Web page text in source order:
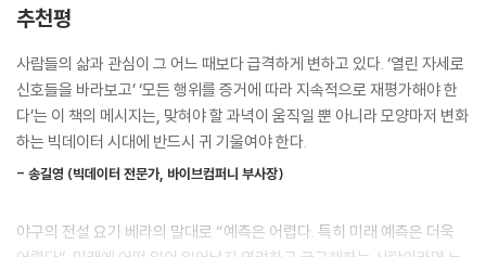
해, 여우들은 자기를 좌파라고 규정했든 우파라고 규정했든 간에 자신을
여우는 세상이 어떠해야 하는지에 관해 확고한 신념을 가지고 있을지도 모
른다. 하지만 대개는 세계가 어떤 방식으로 존재하며 가까운 미래에 어떻
게 될 것인가에 대한 분석으로부터 그 신념을 분리할 수 있다.
이와는 대조적으로 고슴도치는 그들의 근본적 관심을 분석과 구별하는 데
더 크게 어려움을 겪는다. 테틀록의 표현을 빌리자면, 허황한 공론가는 “온
고슴도치들은 자기 편견을 증거에 갖다 붙임으로써 실제로 존재하는 것이
아니라 자기가 보고자 하는 것을 본다.
널드 럼스펠드 전 국방장관 등 미국을 움직이는 리더들을 인터뷰했고, 프
로 도박사나 스카우터., 기상예보관, 전염병 전문가 등의 전문인들을 심도
있게 취재했으며, 관련 분야 논문과 기사들을 샅샅이 찾아 공부했다(엄청
난 분량의 주註를 참고하기 바란다).
지구온난화와 기상이변 같은 21세기의 과제를 확률적 사고로 해결할 수 있
프로 스포츠와 포커판의 예측 고수들에게 어떤 예측 기술을 배울 수 있을
추천평
사람들의 삶과 관심이 그 어느 때보다 급격하게 변하고 있다. ‘열린 자세로
신호들을 바라보고’ ‘모든 행위를 증거에 따라 지속적으로 재평가해야 한
다’는 이 책의 메시지는, 맞혀야 할 과녁이 움직일 뿐 아니라 모양마저 변화
하는 빅데이터 시대에 반드시 귀 기울여야 한다.
- 송길영 (빅데이터 전문가, 바이브컴퍼니 부사장)
야구의 전설 요기 베라의 말대로 “예측은 어렵다. 특히 미래 예측은 더욱